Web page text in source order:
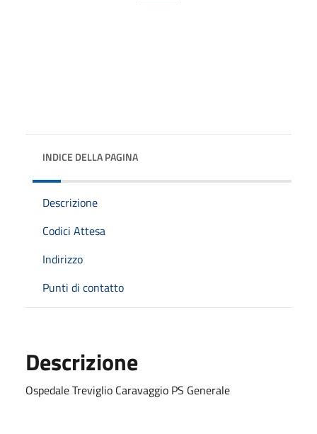
INDICE DELLA PAGINA
Descrizione
Codici Attesa
Indirizzo
Punti di contatto
Descrizione
Ospedale Treviglio Caravaggio PS Generale